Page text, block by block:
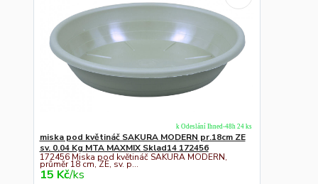
miska pod květináč SAKURA MODERN pr.18cm ZE
sv. 0.04 Kg MTA MAXMIX Sklad14 172456
172456 Miska pod květináč SAKURA MODERN,
průměr 18 cm, ZE, sv. p...
15 Kč/ks
k Odeslání Ihned-48h 24 ks